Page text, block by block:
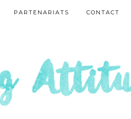
PARTENARIATS CONTACT